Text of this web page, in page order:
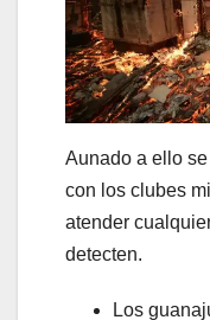
Aunado a ello
con los clubes
atender
detecten.
Los